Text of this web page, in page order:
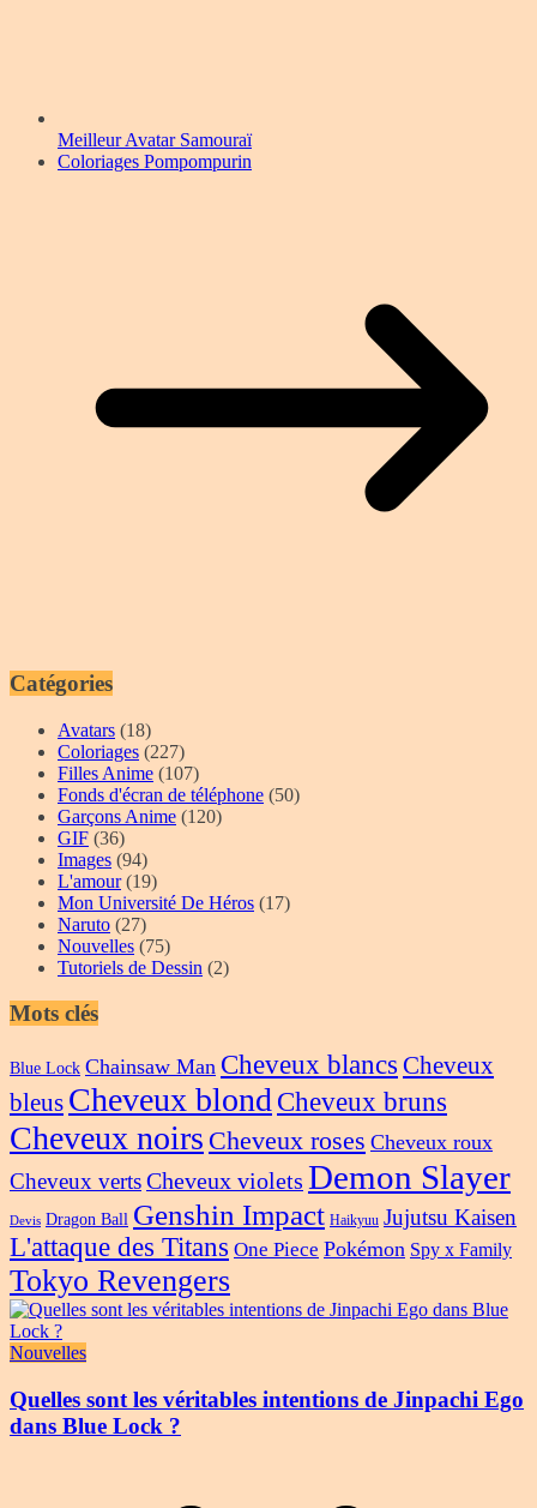
Meilleur Avatar Samouraï
Coloriages Pompompurin
Catégories
Avatars (18)
Coloriages (227)
Filles Anime (107)
Fonds d'écran de téléphone (50)
Garçons Anime (120)
GIF (36)
Images (94)
L'amour(19)
Mon Université De Héros (17)
Naruto (27)
Nouvelles (75)
Tutoriels de Dessin (2)
Mots clés
Blue Lock Chainsaw Man Cheveux blancs Cheveux
bleus Cheveux blond Cheveux bruns
Cheveux noirs Cheveux roses Cheveux roux
Cheveux vertsCheveux violets Demon Slayer
Devis Dragon Ball Genshin Impact Haikyuu Jujutsu Kaisen
L'attaque des Titans One Piece Pokémon Spy x Family
Tokyo Revengers
Nouvelles
Quelles sont les véritables intentions de Jinpachi Ego
dans Blue Lock ?